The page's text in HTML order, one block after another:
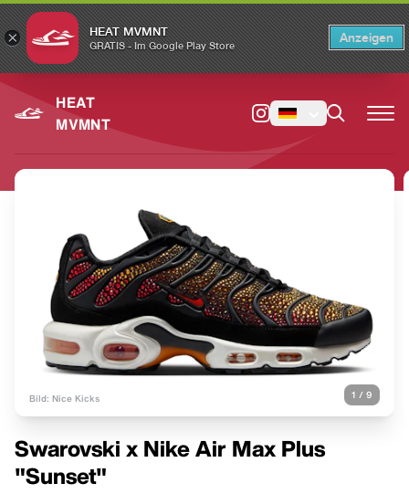
× HEAT MVMNT
GRATIS - Im Google Play Store
Anzeigen
HEAT
MVMNT
Bild: Nice Kicks 1 / 9
Swarovski x Nike Air Max Plus
"Sunset"
Switch to the English version? Switch ×